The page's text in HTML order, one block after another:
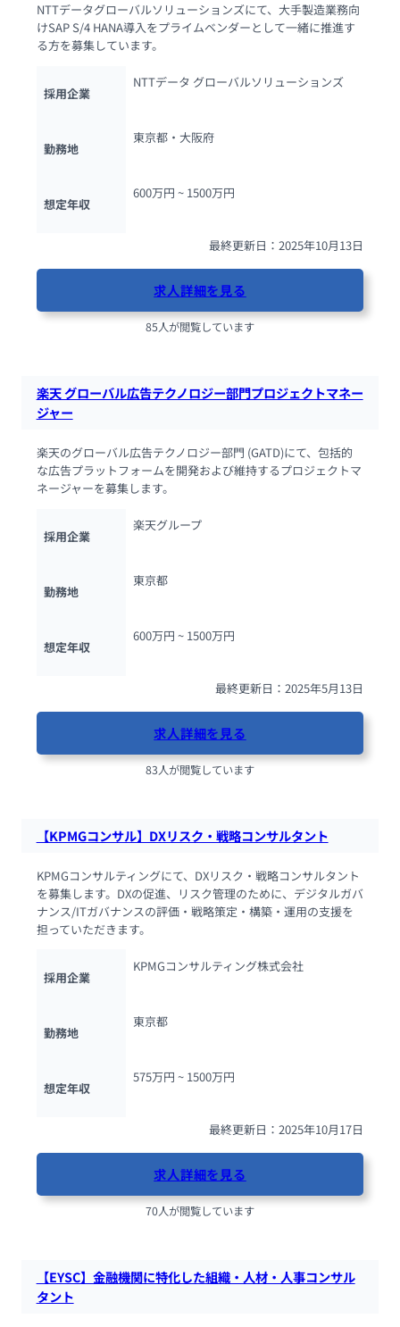
NTTデータグローバルソリューションズにて、大手製造業務向
けSAP S/4 HANA導入をプライムベンダーとして一緒に推進す
る方を募集しています。
採用企業
NTTデータ グローバルソリューションズ
勤務地
東京都・大阪府
想定年収
600万円 ~ 1500万円
最終更新日：2025年10月13日
求人詳細を見る
85人が閲覧しています
楽天 グローバル広告テクノロジー部門プロジェクトマネー
ジャー
楽天のグローバル広告テクノロジー部門 (GATD)にて、包括的
な広告プラットフォームを開発および維持するプロジェクトマ
ネージャーを募集します。
採用企業
楽天グループ
勤務地
東京都
想定年収
600万円 ~ 1500万円
最終更新日：2025年5月13日
求人詳細を見る
83人が閲覧しています
【KPMGコンサル】DXリスク・戦略コンサルタント
KPMGコンサルティングにて、DXリスク・戦略コンサルタント
を募集します。DXの促進、リスク管理のために、デジタルガバ
ナンス/ITガバナンスの評価・戦略策定・構築・運用の支援を
担っていただきます。
採用企業
KPMGコンサルティング株式会社
勤務地
東京都
想定年収
575万円 ~ 1500万円
最終更新日：2025年10月17日
求人詳細を見る
70人が閲覧しています
【EYSC】金融機関に特化した組織・人材・人事コンサル
タント